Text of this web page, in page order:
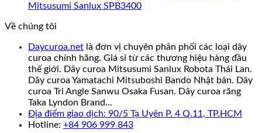
Mitsusumi Sanlux SPB3400
Về chúng tôi
Daycuroa.net là đơn vị chuyên phân phối các loại dây
curoa chính hãng. Giá sỉ từ các thương hiệu hàng đầu
thế giới. Dây curoa Mitsusumi Sanlux Robota Thái Lan.
Dây curoa Yamatachi Mitsuboshi Bando Nhật bản. Dây
curoa Tri Angle Sanwu Osaka Fusan. Dây curoa răng
Taka Lyndon Brand...
Địa điểm giao dịch: 90/5 Tạ Uyên P. 4 Q.11, TP.HCM
Hotline: +84 906 999 843